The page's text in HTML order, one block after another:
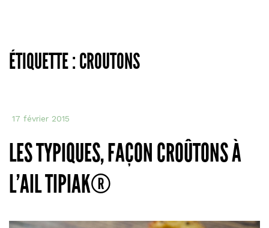
ÉTIQUETTE :CROUTONS
17 février 2015
LES TYPIQUES, FAÇON CROÛTONS À
L’AIL TIPIAK®